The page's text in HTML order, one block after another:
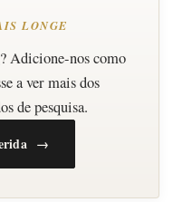
LONGE
? Adicione-nos como
a ver mais dos
de pesquisa.
→